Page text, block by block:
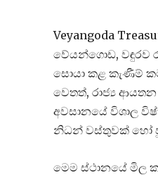
Veyangoda
වේයන්ගොඩ, වඳුරව
සොයා කළ කැණීම්
වෙතත්, රාජ්‍ය
අවසානයේ විශාල
නිධන් වස්තුවක් හෝ
මෙම ස්ථානයේ මිල